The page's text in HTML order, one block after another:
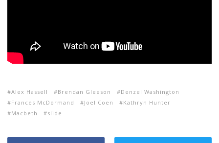
Alex Hassell Brendan Gleeson
Denzel Washington
Frances McDormand
Joel Coen
Kathryn Hunter
Macbeth
slide